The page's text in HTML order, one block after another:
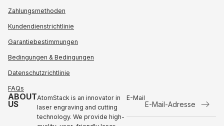
Zahlungsmethoden
Kundendienstrichtlinie
Garantiebestimmungen
Bedingungen & Bedingungen
Datenschutzrichtlinie
FAQs
ABOUT
US
AtomStack is an innovator in
laser engraving and cutting
technology. We provide high-
E-Mail
Rückerstattungsrichtlinie